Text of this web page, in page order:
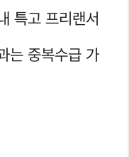
특고 프리랜서
는 중복수급 가